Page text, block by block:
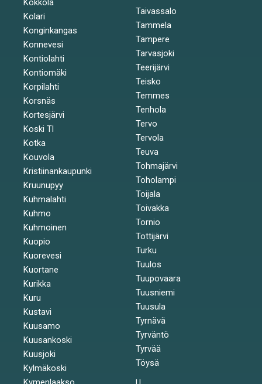
Kokkola
Kolari
Konginkangas
Konnevesi
Kontiolahti
Kontiomäki
Korpilahti
Korsnäs
Kortesjärvi
Koski Tl
Kotka
Kouvola
Kristiinankaupunki
Kruunupyy
Kuhmalahti
Kuhmo
Kuhmoinen
Kuopio
Kuorevesi
Kuortane
Kurikka
Kuru
Kustavi
Kuusamo
Kuusankoski
Kuusjoki
Kylmäkoski
Taivassalo
Tammela
Tampere
Tarvasjoki
Teerijärvi
Teisko
Temmes
Tenhola
Tervo
Tervola
Teuva
Tohmajärvi
Toholampi
Toijala
Toivakka
Tornio
Tottijärvi
Turku
Tuulos
Tuupovaara
Tuusniemi
Tuusula
Tyrnävä
Tyrväntö
Tyrvää
Töysä